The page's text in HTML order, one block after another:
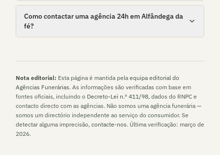
Como contactar uma agência 24h em Alfândega da
fé?
Nota editorial: Esta página é mantida pela equipa editorial do
Agências Funerárias. As informações são verificadas com base em
fontes oficiais, incluindo o Decreto-Lei n.º 411/98, dados do RNPC e
contacto directo com as agências. Não somos uma agência funerária —
somos um directório independente ao serviço do consumidor. Se
detectar alguma imprecisão, contacte-nos. Última verificação: março de
2026.